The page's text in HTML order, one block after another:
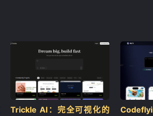
Trickle AI：完全可视化的